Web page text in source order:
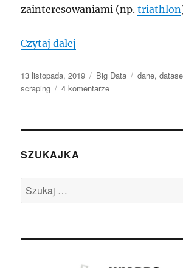
zainteresowaniami (np.triathlon
Czytaj dalej
Data
publikacji
13 listopada, 2019 Kategorie
Big Data Tagi
dane,
scraping
4 komentarzedo
dane?
tym
SZUKAJKA
Szukaj: